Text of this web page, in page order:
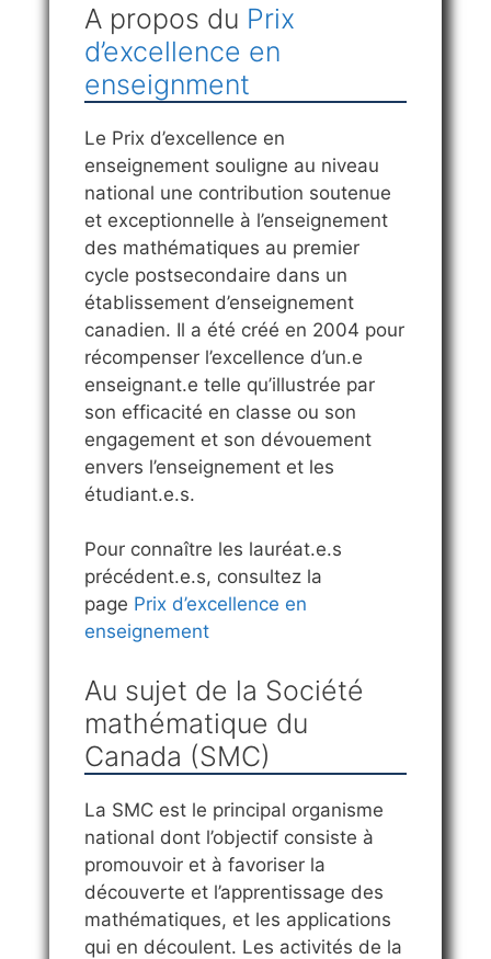
A propos du Prix
d’excellence en
enseignment
Le Prix d’excellence en
enseignement souligne au niveau
national une contribution soutenue
et exceptionnelle à l’enseignement
des mathématiques au premier
cycle postsecondaire dans un
établissement d’enseignement
canadien. Il a été créé en 2004 pour
récompenser l’excellence d’un.e
enseignant.e telle qu’illustrée par
son efficacité en classe ou son
engagement et son dévouement
envers l’enseignement et les
étudiant.e.s.
Pour connaître les lauréat.e.s
précédent.e.s, consultez la
page Prix d’excellence en
enseignement
Au sujet de la Société
mathématique du
Canada (SMC)
La SMC est le principal organisme
national dont l’objectif consiste à
promouvoir et à favoriser la
découverte et l’apprentissage des
mathématiques, et les applications
qui en découlent. Les activités de la